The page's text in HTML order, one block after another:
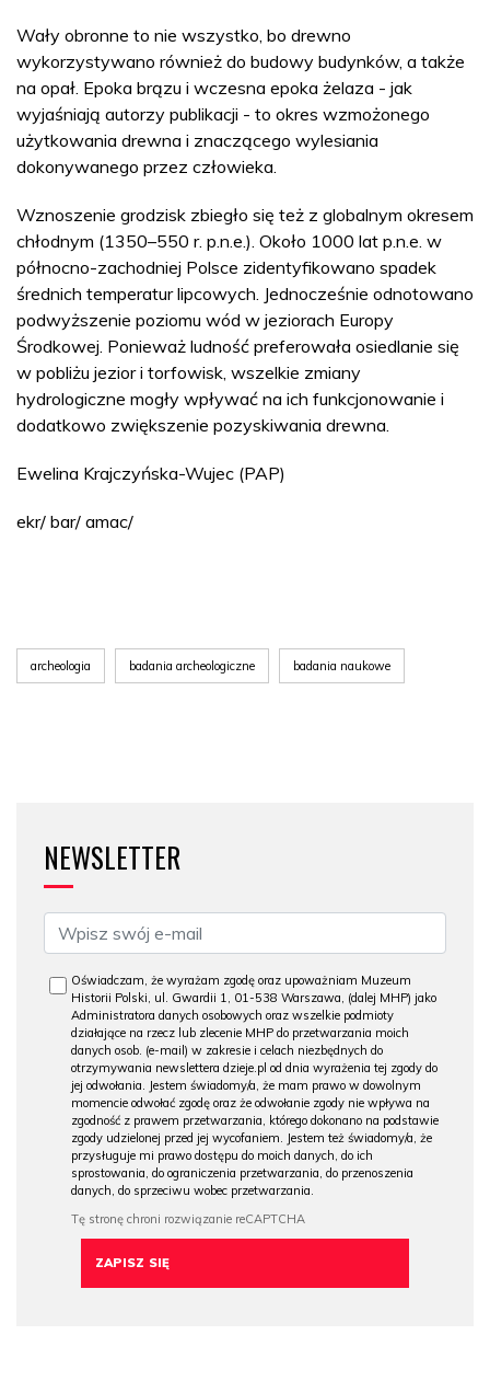
Wały obronne to nie wszystko, bo drewno
wykorzystywano również do budowy budynków, a także
na opał. Epoka brązu i wczesna epoka żelaza - jak
wyjaśniają autorzy publikacji - to okres wzmożonego
użytkowania drewna i znaczącego wylesiania
dokonywanego przez człowieka.
Wznoszenie grodzisk zbiegło się też z globalnym okresem
chłodnym (1350–550 r. p.n.e.). Około 1000 lat p.n.e. w
północno-zachodniej Polsce zidentyfikowano spadek
średnich temperatur lipcowych. Jednocześnie odnotowano
podwyższenie poziomu wód w jeziorach Europy
Środkowej. Ponieważ ludność preferowała osiedlanie się
w pobliżu jezior i torfowisk, wszelkie zmiany
hydrologiczne mogły wpływać na ich funkcjonowanie i
dodatkowo zwiększenie pozyskiwania drewna.
Ewelina Krajczyńska-Wujec (PAP)
ekr/ bar/ amac/
archeologia badania archeologiczne badania naukowe
NEWSLETTER
Oświadczam, że wyrażam zgodę oraz upoważniam Muzeum
Historii Polski, ul. Gwardii 1, 01-538 Warszawa, (dalej MHP) jako
Administratora danych osobowych oraz wszelkie podmioty
działające na rzecz lub zlecenie MHP do przetwarzania moich
danych osob. (e-mail) w zakresie i celach niezbędnych do
otrzymywania newslettera dzieje.pl od dnia wyrażenia tej zgody do
jej odwołania. Jestem świadomy/a, że mam prawo w dowolnym
momencie odwołać zgodę oraz że odwołanie zgody nie wpływa na
zgodność z prawem przetwarzania, którego dokonano na podstawie
zgody udzielonej przed jej wycofaniem. Jestem też świadomy/a, że
przysługuje mi prawo dostępu do moich danych, do ich
sprostowania, do ograniczenia przetwarzania, do przenoszenia
danych, do sprzeciwu wobec przetwarzania.